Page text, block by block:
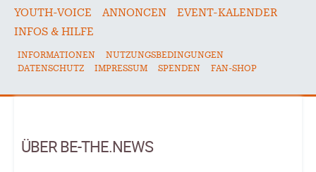
YOUTH-VOICE
ANNONCEN
EVENT-KALENDER
INFOS & HILFE
INFORMATIONEN
NUTZUNGSBEDINGUNGEN
DATENSCHUTZ
IMPRESSUM SPENDEN FAN-SHOP
ÜBER BE-THE.NEWS